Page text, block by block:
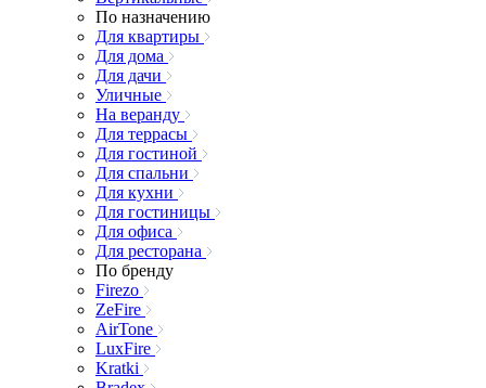
По назначению
Для квартиры
Для дома
Для дачи
Уличные
На веранду
Для террасы
Для гостиной
Для спальни
Для кухни
Для гостиницы
Для офиса
Для ресторана
По бренду
Firezo
ZeFire
AirTone
LuxFire
Kratki